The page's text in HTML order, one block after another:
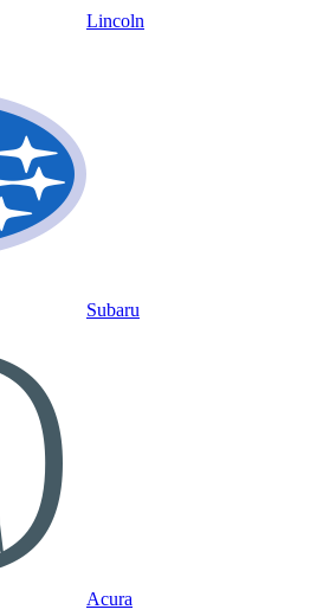
Lincoln
Subaru
Acura